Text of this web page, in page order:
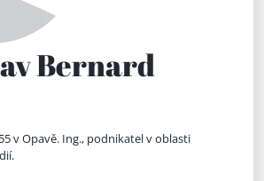
Bernard
v Opavě. Ing., podnikatel v oblasti